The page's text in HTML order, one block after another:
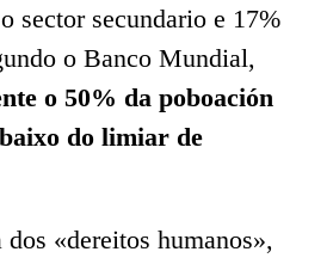
sector secundario e 17%
o Banco Mundial,
o 50% da poboación
do limiar de
«dereitos humanos»,